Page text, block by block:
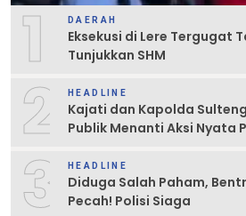
1 DAERAH
Eksekusi di Lere Tergugat
Tunjukkan SHM
2 HEADLINE
Kajati dan Kapolda
Publik Menanti Aksi Nyata
3 HEADLINE
Diduga Salah Paham,
Pecah! Polisi Siaga